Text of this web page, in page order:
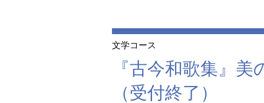
文学コース
『古今和歌集』
（受付終了）